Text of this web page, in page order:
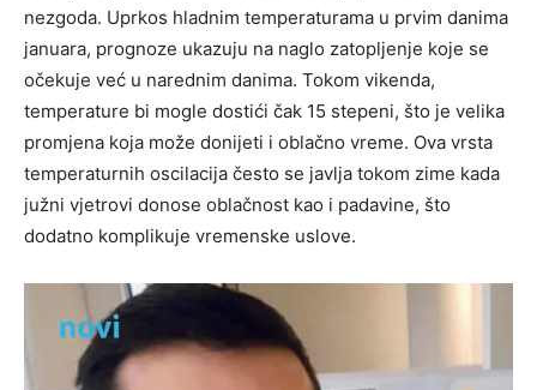
nezgoda. Uprkos hladnim temperaturama u prvim danima
januara, prognoze ukazuju na naglo zatopljenje koje se
očekuje već u narednim danima. Tokom vikenda,
temperature bi mogle dostići čak 15 stepeni, što je velika
promjena koja može donijeti i oblačno vreme. Ova vrsta
temperaturnih oscilacija često se javlja tokom zime kada
južni vjetrovi donose oblačnost kao i padavine, što
dodatno komplikuje vremenske uslove.